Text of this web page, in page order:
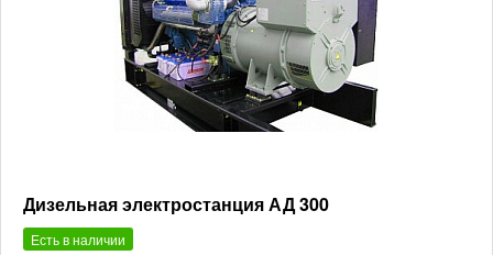
Дизельная электростанция АД 300
Есть в наличии